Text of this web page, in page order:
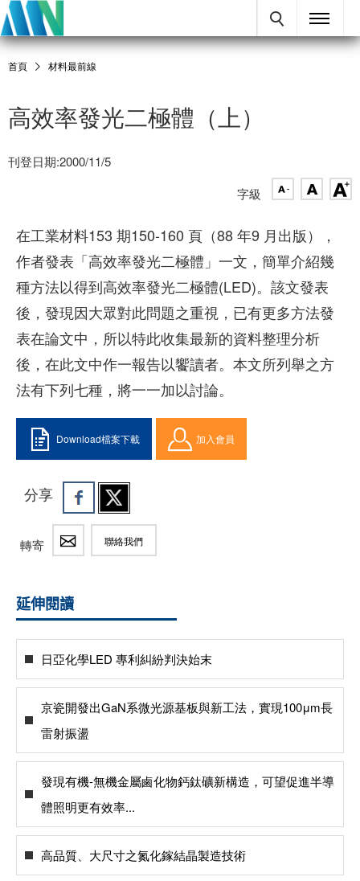
首頁 材料最前線
高效率發光二極體（上）
刊登日期:2000/11/5
字級
在工業材料153 期150-160 頁（88 年9 月出版），
作者發表「高效率發光二極體」一文，簡單介紹幾
種方法以得到高效率發光二極體(LED)。該文發表
後，發現因大眾對此問題之重視，已有更多方法發
表在論文中，所以特此收集最新的資料整理分析
後，在此文中作一報告以饗讀者。本文所列舉之方
法有下列七種，將一一加以討論。
Download檔案下載 加入會員
分享
轉寄 聯絡我們
延伸閱讀
日亞化學LED 專利糾紛判決始末
京瓷開發出GaN系微光源基板與新工法，實現100μm長
雷射振盪
發現有機-無機金屬鹵化物鈣鈦礦新構造，可望促進半導
體照明更有效率...
高品質、大尺寸之氮化鎵結晶製造技術